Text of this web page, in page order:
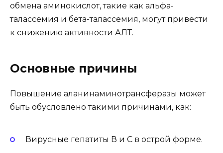
обмена аминокислот, такие как альфа-
талассемия и бета-талассемия, могут привести
к снижению активности АЛТ.
Основные причины
Повышение аланинаминотрансферазы может
быть обусловлено такими причинами, как:
Вирусные гепатиты В и С в острой форме.